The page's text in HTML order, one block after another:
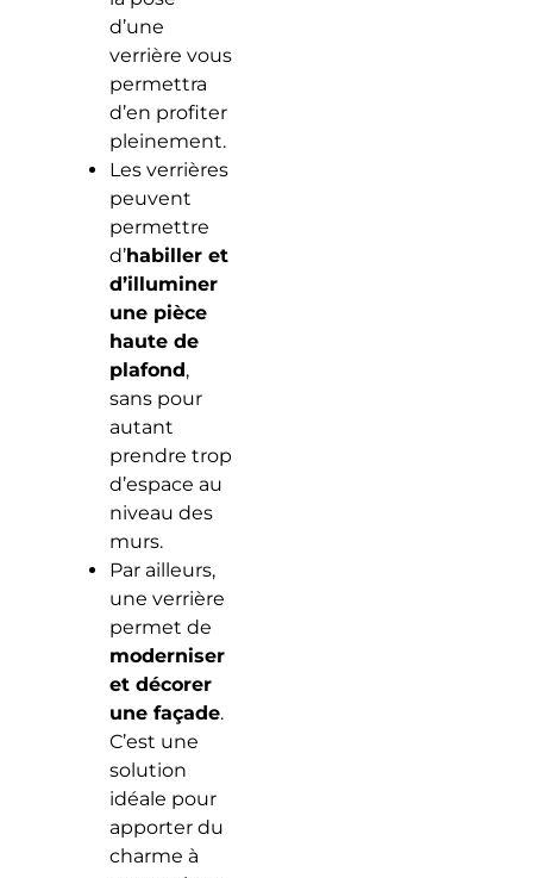
d’une
verrière vous
permettra
d’en profiter
pleinement.
Les verrières
peuvent
permettre
d’habiller et
d’illuminer
une pièce
haute de
plafond,
sans pour
autant
prendre trop
d’espace au
niveau des
murs.
Par ailleurs,
une verrière
permet de
moderniser
et décorer
une façade.
C’est une
solution
idéale pour
apporter du
charme à